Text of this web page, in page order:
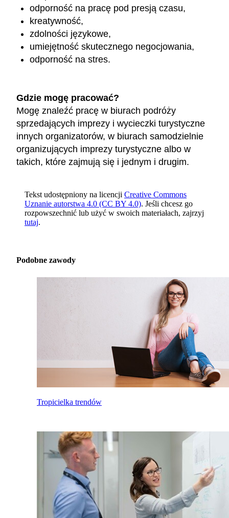
odporność na pracę pod presją czasu,
kreatywność,
zdolności językowe,
umiejętność skutecznego negocjowania,
odporność na stres.
Gdzie mogę pracować?
Mogę znaleźć pracę w biurach podróży
sprzedających imprezy i wycieczki turystyczne
innych organizatorów, w biurach samodzielnie
organizujących imprezy turystyczne albo w
takich, które zajmują się i jednym i drugim.
Tekst udostępniony na licencji Creative Commons
Uznanie autorstwa 4.0 (CC BY 4.0). Jeśli chcesz go
rozpowszechnić lub użyć w swoich materiałach, zajrzyj
tutaj.
Podobne zawody
Tropicielka trendów